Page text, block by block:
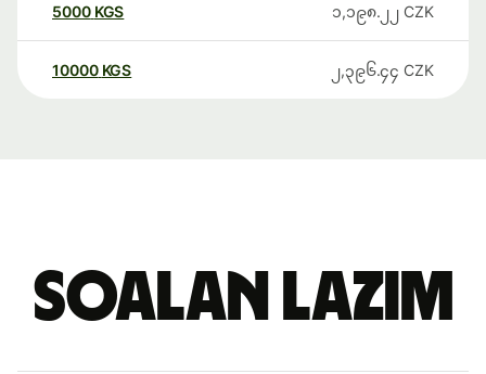
5000 KGS ၁,၁၉၈.၂၂ CZK
10000 KGS ၂,၃၉၆.၄၄ CZK
Soalan Lazim